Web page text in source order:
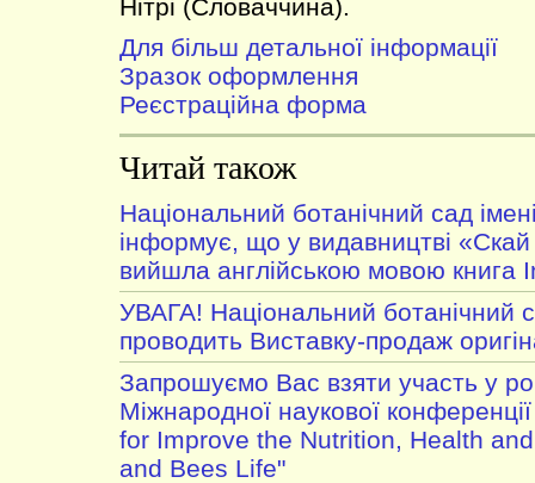
Нітрі (Словаччина).
Для більш детальної інформації
Зразок оформлення
Реєстраційна форма
Читай також
Національний ботанічний сад
інформує, що у видавництві
вийшла англійською мовою книга
УВАГА! Національний ботанічний
проводить Виставку-продаж
Запрошуємо Вас взяти участь у
Міжнародної наукової
for Improve the Nutrition, Health
and Bees Life"